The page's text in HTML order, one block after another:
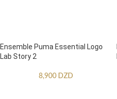
Ensemble Puma Essential Logo
Lab Story 2
8,900 DZD